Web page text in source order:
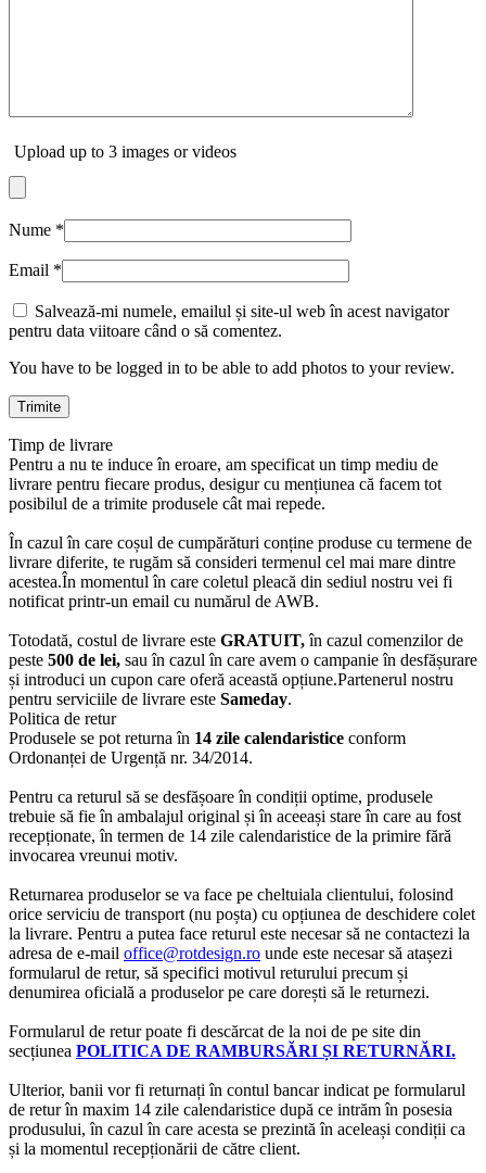
Upload up to 3 images or videos
Nume *
Email *
Salvează-mi numele, emailul și site-ul web în acest navigator
pentru data viitoare când o să comentez.
You have to be logged in to be able to add photos to your review.
Timp de livrare
Pentru a nu te induce în eroare, am specificat un timp mediu de
livrare pentru fiecare produs, desigur cu mențiunea că facem tot
posibilul de a trimite produsele cât mai repede.
În cazul în care coșul de cumpărături conține produse cu termene de
livrare diferite, te rugăm să consideri termenul cel mai mare dintre
acestea.În momentul în care coletul pleacă din sediul nostru vei fi
notificat printr-un email cu numărul de AWB.
Totodată, costul de livrare este GRATUIT,în cazul comenzilor de
peste 500 de lei, sau în cazul în care avem o campanie în desfășurare
și introduci un cupon care oferă această opțiune.Partenerul nostru
pentru serviciile de livrare este Sameday.
Politica de retur
Produsele se pot returna în 14 zile calendaristice conform
Ordonanței de Urgență nr. 34/2014.
Pentru ca returul să se desfășoare în condiții optime, produsele
trebuie să fie în ambalajul original și în aceeași stare în care au fost
recepționate, în termen de 14 zile calendaristice de la primire fără
invocarea vreunui motiv.
Returnarea produselor se va face pe cheltuiala clientului, folosind
orice serviciu de transport (nu poșta) cu opțiunea de deschidere colet
la livrare. Pentru a putea face returul este necesar să ne contactezi la
adresa de e-mail office@rotdesign.ro unde este necesar să atașezi
formularul de retur, să specifici motivul returului precum și
denumirea oficială a produselor pe care dorești să le returnezi.
Formularul de retur poate fi descărcat de la noi de pe site din
secțiunea POLITICA DE RAMBURSĂRI ȘI RETURNĂRI.
Ulterior, banii vor fi returnați în contul bancar indicat pe formularul
de retur în maxim 14 zile calendaristice după ce intrăm în posesia
produsului, în cazul în care acesta se prezintă în aceleași condiții ca
și la momentul recepționării de către client.